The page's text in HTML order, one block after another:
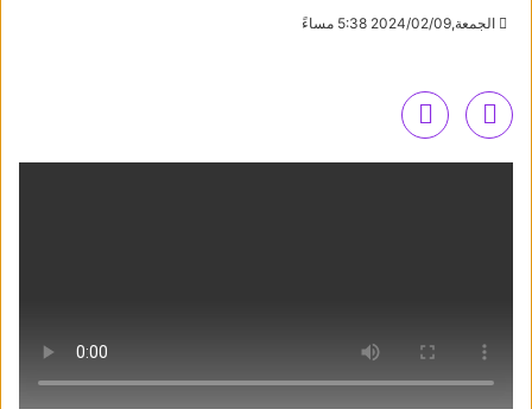
الجمعة,2024/02/09 5:38 مساءً